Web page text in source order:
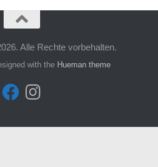
Alle Rechte vorbehalten.
with the Hueman theme